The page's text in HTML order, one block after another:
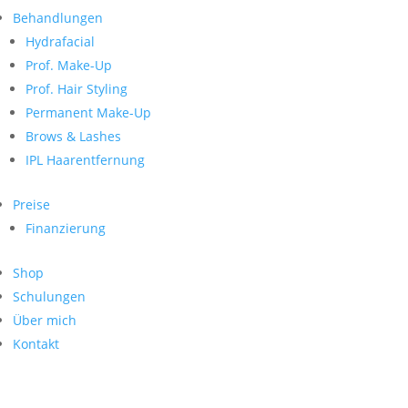
Behandlungen
Hydrafacial
Prof. Make-Up
Prof. Hair Styling
Permanent Make-Up
Brows & Lashes
IPL Haarentfernung
Preise
Finanzierung
Shop
Schulungen
Über mich
Kontakt
nach:
Neueste Kommentare
Archiv
Kategorien
Keine Kategorien
Meta
Anmelden
Feed der Einträge
WordPress.org
Search
nach:
Archive
Kontakt
Impressum
Datenschutz